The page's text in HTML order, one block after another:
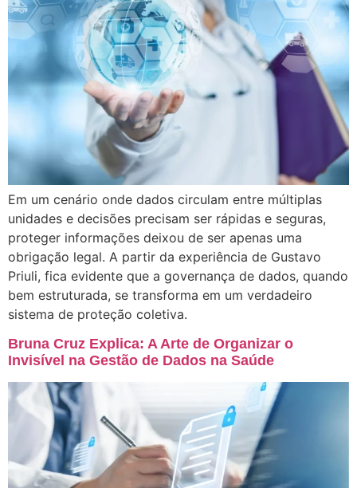
Em um cenário onde dados circulam entre múltiplas
unidades e decisões precisam ser rápidas e seguras,
proteger informações deixou de ser apenas uma
obrigação legal. A partir da experiência de Gustavo
Priuli, fica evidente que a governança de dados, quando
bem estruturada, se transforma em um verdadeiro
sistema de proteção coletiva.
Bruna Cruz Explica: A Arte de Organizar o
Invisível na Gestão de Dados na Saúde